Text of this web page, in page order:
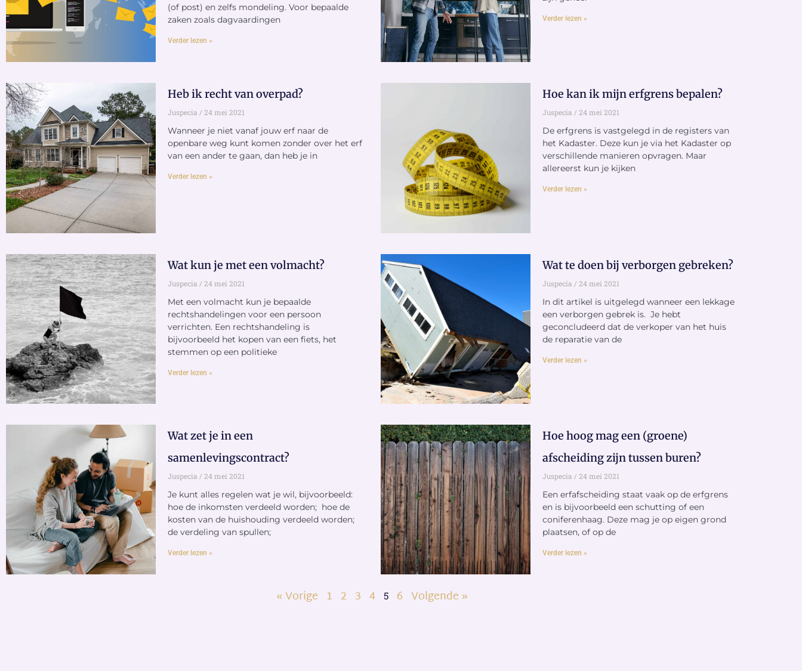
(of post) en zelfs mondeling. Voor bepaalde
zaken zoals dagvaardingen
Verder lezen »
Verder lezen »
Heb ik recht van overpad?
Juspecia 24 mei 2021
Wanneer je niet vanaf jouw erf naar de
openbare weg kunt komen zonder over het erf
van een ander te gaan, dan heb je in
Verder lezen »
Hoe kan ik mijn erfgrens bepalen?
Juspecia 24 mei 2021
De erfgrens is vastgelegd in de registers van
het Kadaster. Deze kun je via het Kadaster op
verschillende manieren opvragen. Maar
allereerst kun je kijken
Verder lezen »
Wat kun je met een volmacht?
Juspecia 24 mei 2021
Met een volmacht kun je bepaalde
rechtshandelingen voor een persoon
verrichten. Een rechtshandeling is
bijvoorbeeld het kopen van een fiets, het
stemmen op een politieke
Verder lezen »
Wat te doen bij verborgen gebreken?
Juspecia 24 mei 2021
In dit artikel is uitgelegd wanneer een lekkage
een verborgen gebrek is. Je hebt
geconcludeerd dat de verkoper van het huis
de reparatie van de
Verder lezen »
Wat zet je in een
samenlevingscontract?
Juspecia 24 mei 2021
Je kunt alles regelen wat je wil, bijvoorbeeld:
hoe de inkomsten verdeeld worden; hoe de
kosten van de huishouding verdeeld worden;
de verdeling van spullen;
Verder lezen »
Hoe hoog mag een (groene)
afscheiding zijn tussen buren?
Juspecia 24 mei 2021
Een erfafscheiding staat vaak op de erfgrens
en is bijvoorbeeld een schutting of een
coniferenhaag. Deze mag je op eigen grond
plaatsen, of op de
Verder lezen »
« Vorige 1 2 3 4 5 6 Volgende »